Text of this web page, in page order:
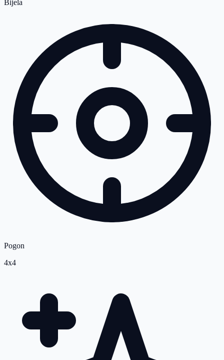
Bijela
Pogon
4x4